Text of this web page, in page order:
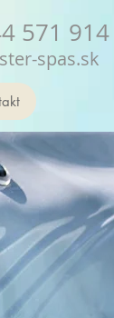
571 914
spas.sk